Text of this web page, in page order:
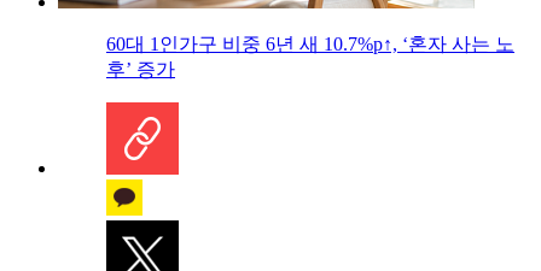
60대 1인가구 비중 6년 새 10.7%p↑, ‘혼자 사는 노
후’ 증가